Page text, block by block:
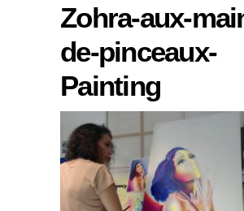
Zohra-aux-
de-pinceaux-
Painting